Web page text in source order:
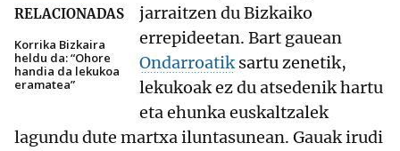
RELACIONADAS
Korrika Bizkaira
heldu da: “Ohore
handia da lekukoa
eramatea”
jarraitzen du Bizkaiko
errepideetan. Bart gauean
Ondarroatiksartu zenetik,
lekukoak ez du atsedenik hartu
eta ehunka euskaltzalek
lagundu dute martxa iluntasunean. Gauak irudi